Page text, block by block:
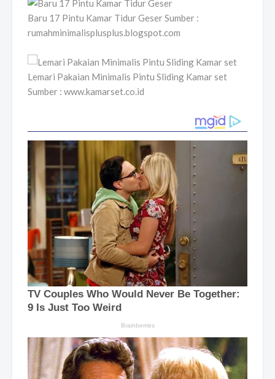
Baru 17 Pintu Kamar Tidur Geser Sumber :
rumahminimalisplusplus.blogspot.com
Lemari Pakaian Minimalis Pintu Sliding Kamar set
Sumber : www.kamarset.co.id